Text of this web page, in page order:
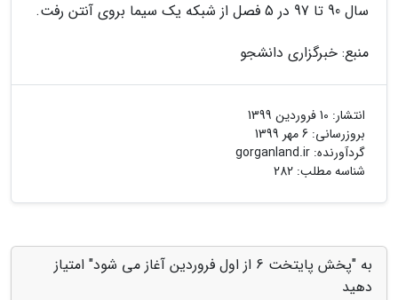
سال 90 تا 97 در 5 فصل از شبکه یک سیما بروی آنتن رفت.
منبع: خبرگزاری دانشجو
انتشار: 10 فروردین 1399
بروزرسانی: 6 مهر 1399
گردآورنده: gorganland.ir
شناسه مطلب: 282
به "پخش پایتخت 6 از اول فروردین آغاز می شود" امتیاز
دهید